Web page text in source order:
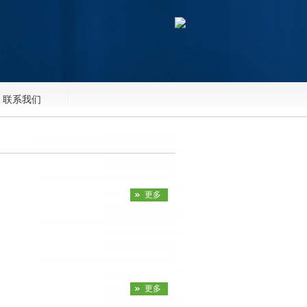
联系我们
更多
更多